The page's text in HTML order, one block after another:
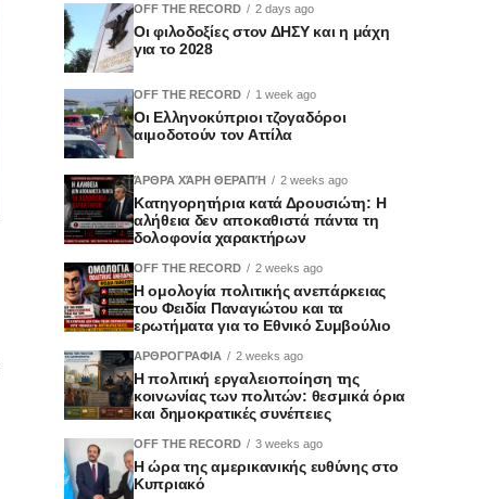
OFF THE RECORD 2 days ago
Οι φιλοδοξίες στον ΔΗΣΥ και η μάχη
για το 2028
OFF THE RECORD 1 week ago
Οι Ελληνοκύπριοι τζογαδόροι
αιμοδοτούν τον Αττίλα
ΆΡΘΡΑ ΧΆΡΗ ΘΕΡΑΠΉ 2 weeks ago
Κατηγορητήρια κατά Δρουσιώτη: Η
αλήθεια δεν αποκαθιστά πάντα τη
δολοφονία χαρακτήρων
OFF THE RECORD 2 weeks ago
Η ομολογία πολιτικής ανεπάρκειας
του Φειδία Παναγιώτου και τα
ερωτήματα για το Εθνικό Συμβούλιο
ΑΡΘΡΟΓΡΑΦΙΑ 2 weeks ago
Η πολιτική εργαλειοποίηση της
κοινωνίας των πολιτών: θεσμικά όρια
και δημοκρατικές συνέπειες
OFF THE RECORD 3 weeks ago
Η ώρα της αμερικανικής ευθύνης στο
Κυπριακό